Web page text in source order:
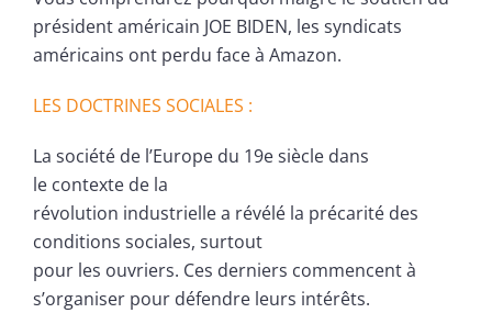
président américain JOE BIDEN, les syndicats
américains ont perdu face à Amazon.
LES DOCTRINES SOCIALES :
La société de l’Europe du 19e siècle dans
le contexte de la
révolution industrielle a révélé la précarité des
conditions sociales, surtout
pour les ouvriers. Ces derniers commencent à
s’organiser pour défendre leurs intérêts.